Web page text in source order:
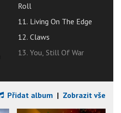
Roll
11. Living On The Edge
12. Claws
13. You, Still Of War
Přidat album | Zobrazit vše